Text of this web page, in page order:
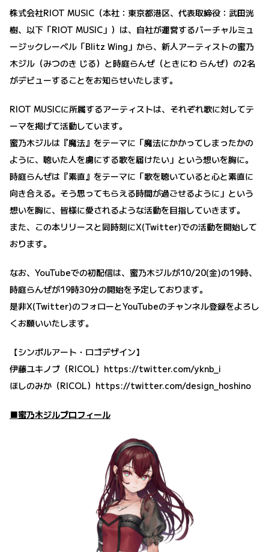
株式会社RIOT MUSIC（本社：東京都港区、代表取締役：武田洸
樹、以下「RIOT MUSIC」）は、自社が運営するバーチャルミュ
ージックレーベル「Blitz Wing」から、新人アーティストの蜜乃
木ジル（みつのき じる）と時庭らんぜ（ときにわ らんぜ）の2名
がデビューすることをお知らせいたします。
RIOT MUSICに所属するアーティストは、それぞれ歌に対してテ
ーマを掲げて活動しています。
蜜乃木ジルは『魔法』をテーマに「魔法にかかってしまったかの
ように、聴いた人を虜にする歌を届けたい」という想いを胸に。
時庭らんぜは『素直』をテーマに「歌を聴いていると心と素直に
向き合える。そう思ってもらえる時間が過ごせるように」という
想いを胸に、皆様に愛されるような活動を目指していきます。
また、この本リリースと同時刻にX(Twitter)での活動を開始して
おります。
なお、YouTubeでの初配信は、蜜乃木ジルが10/20(金)の19時、
時庭らんぜが19時30分の開始を予定しております。
是非X(Twitter)のフォローとYouTubeのチャンネル登録をよろし
くお願いいたします。
【シンボルアート・ロゴデザイン】
伊藤ユキノブ（RICOL） https://twitter.com/yknb_i
ほしのみか（RICOL） https://twitter.com/design_hoshino
■蜜乃木ジルプロフィール